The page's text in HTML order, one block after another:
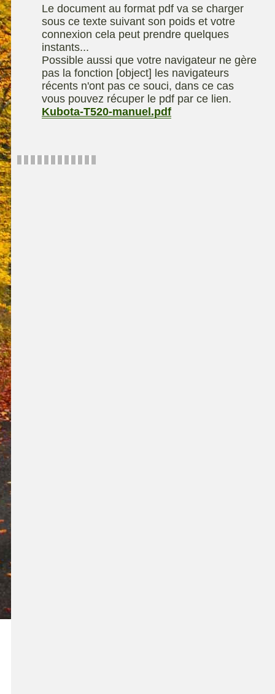
contact
Technique de
compostage
chevalet
Remorque
Le document au format pdf va se charger
sous ce texte suivant son poids et votre
connexion cela peut prendre quelques
instants...
Possible aussi que votre navigateur ne gère
pas la fonction [object] les navigateurs
récents n'ont pas ce souci, dans ce cas
vous pouvez récuper le pdf par ce lien.
Kubota-T520-manuel.pdf